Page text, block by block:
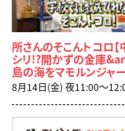
所さんのそこんトコロ【
シリ!?開かずの金庫
島の海をマモルンジャー
8月14日(金) 夜11:00〜